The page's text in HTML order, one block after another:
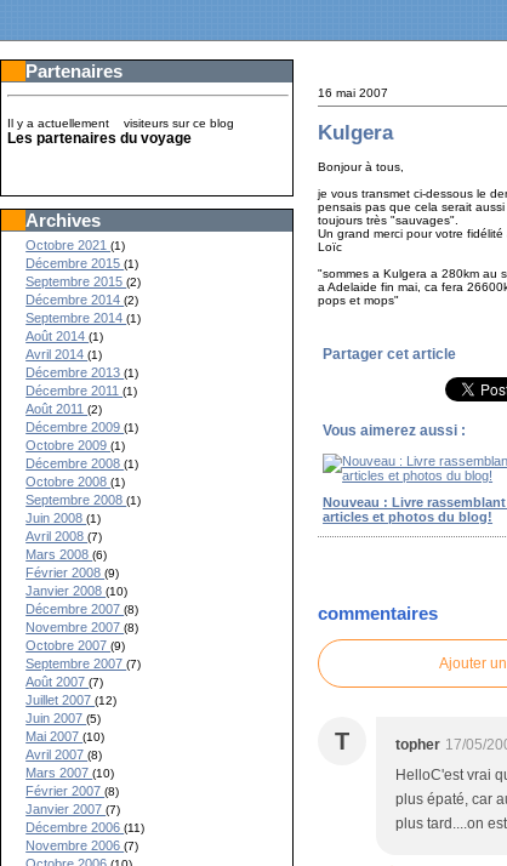
Partenaires
Il y a actuellement visiteurs sur ce blog
Les partenaires du voyage
Archives
Octobre 2021(1)
Décembre 2015(1)
Septembre 2015(2)
Décembre 2014(2)
Septembre 2014(1)
Août 2014(1)
Avril 2014(1)
Décembre 2013(1)
Décembre 2011(1)
Août 2011(2)
Décembre 2009(1)
Octobre 2009(1)
Décembre 2008(1)
Octobre 2008(1)
Septembre 2008(1)
Juin 2008(1)
Avril 2008(7)
Mars 2008(6)
Février 2008(9)
Janvier 2008(10)
Décembre 2007(8)
Novembre 2007(8)
Octobre 2007(9)
Septembre 2007(7)
Août 2007(7)
Juillet 2007(12)
Juin 2007(5)
Mai 2007(10)
Avril 2007(8)
Mars 2007(10)
Février 2007(8)
Janvier 2007(7)
Décembre 2006(11)
Novembre 2006(7)
16 mai 2007
Kulgera
Bonjour à tous,
je vous transmet ci-dessous le
pensais pas que cela serait
toujours très "sauvages".
Un grand merci pour votre fidélité
Loïc
"sommes a Kulgera a 280km au
a Adelaide fin mai, ca fera
pops et mops"
Partager cet article
Vous aimerez aussi :
Nouveau : Livre
articles et photos du blog!
commentaires
Ajouter
T topher 17/05/
HelloC'est vrai
plus épaté, car
plus tard....on